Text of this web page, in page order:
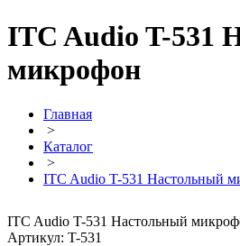
ITC Audio T-531
микрофон
Главная
>
Каталог
>
ITC Audio T-531 Настольный
ITC Audio T-531 Настольный
Артикул: T-531